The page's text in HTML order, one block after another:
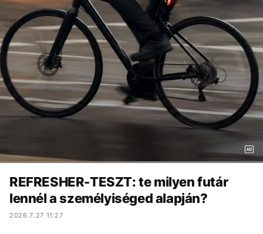
REFRESHER-TESZT: te milyen futár
lennél a személyiséged alapján?
2026.7.27 11:27